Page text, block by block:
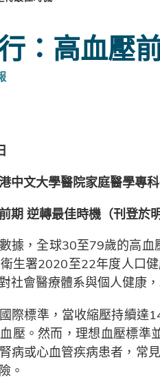
：高血壓
中文大學醫院家庭醫學專
期 逆轉最佳時機（刊登於明
據，全球30至79歲的高
生署2020至22年度人口
社會醫療體系與個人健康
際標準，當收縮壓持續
壓。然而，理想血壓標準
病或心血管疾病患者，常
。